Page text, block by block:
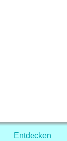
Entdecken